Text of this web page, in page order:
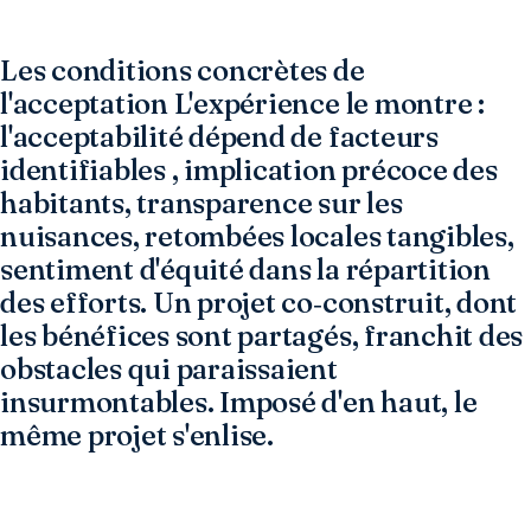
Les conditions concrètes de
l'acceptation L'expérience le montre :
l'acceptabilité dépend de facteurs
identifiables , implication précoce des
habitants, transparence sur les
nuisances, retombées locales tangibles,
sentiment d'équité dans la répartition
des efforts. Un projet co‑construit, dont
les bénéfices sont partagés, franchit des
obstacles qui paraissaient
insurmontables. Imposé d'en haut, le
même projet s'enlise.